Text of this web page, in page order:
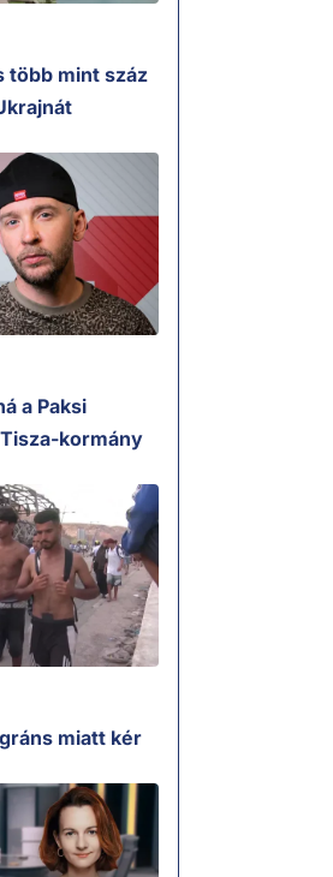
több mint száz
a Paksi
kormány
miatt kér